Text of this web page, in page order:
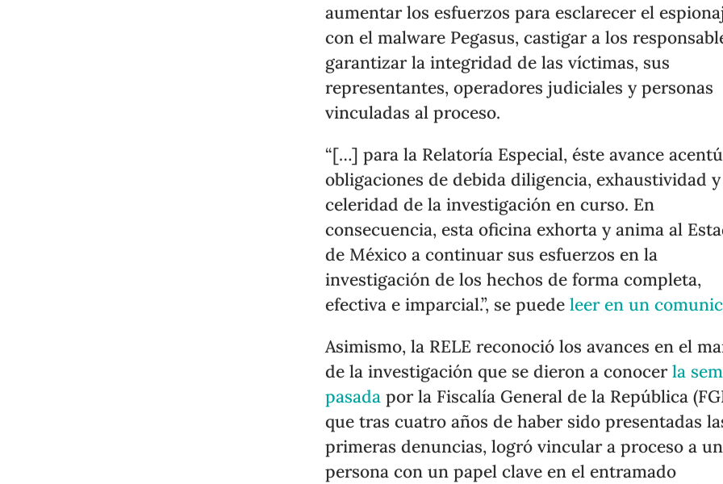
aumentar los esfuerzos para esclarecer el
con el malware Pegasus, castigar a los
garantizar la integridad de las víctimas, sus
representantes, operadores judiciales y personas
vinculadas al proceso.
“[…] para la Relatoría Especial, éste avance
obligaciones de debida diligencia, exhaustividad y
celeridad de la investigación en curso. En
consecuencia, esta oficina exhorta y anima al
de México a continuar sus esfuerzos en la
investigación de los hechos de forma completa,
efectiva e imparcial.”, se puedeleer en un
Asimismo, la RELE reconoció los avances en el
de la investigación que se dieron a conocerla
pasada por la Fiscalía General de la República
que tras cuatro años de haber sido presentadas
primeras denuncias, logró vincular a proceso a
persona con un papel clave en el entramado